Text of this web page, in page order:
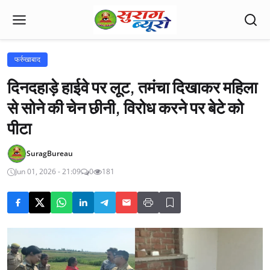
फर्रुखाबाद
दिनदहाड़े हाईवे पर लूट, तमंचा दिखाकर महिला
से सोने की चेन छीनी, विरोध करने पर बेटे को
पीटा
SuragBureau
Jun 01, 2026 - 21:09
0 181